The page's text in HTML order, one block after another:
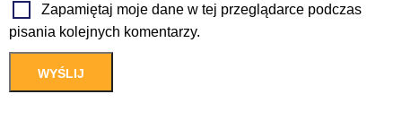
Zapamiętaj moje dane w tej przeglądarce podczas
pisania kolejnych komentarzy.